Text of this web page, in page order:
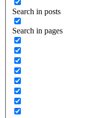
Search in posts
Search in pages